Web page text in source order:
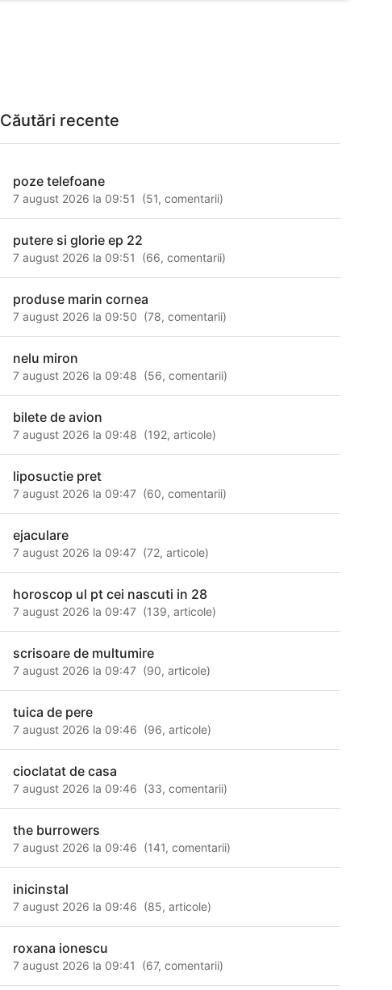
Căutări recente
poze telefoane
7 august 2026 la 09:51 (51,comentarii)
putere si glorie ep 22
7 august 2026 la 09:51 (66,comentarii)
produse marin cornea
7 august 2026 la 09:50 (78,comentarii)
nelu miron
7 august 2026 la 09:48 (56,comentarii)
bilete de avion
7 august 2026 la 09:48 (192,articole)
liposuctie pret
7 august 2026 la 09:47 (60,comentarii)
ejaculare
7 august 2026 la 09:47 (72,articole)
horoscop ul pt cei nascuti in 28
7 august 2026 la 09:47 (139,articole)
scrisoare de multumire
7 august 2026 la 09:47 (90,articole)
tuica de pere
7 august 2026 la 09:46 (96,articole)
cioclatat de casa
7 august 2026 la 09:46 (33,comentarii)
the burrowers
7 august 2026 la 09:46 (141,comentarii)
inicinstal
7 august 2026 la 09:46 (85,articole)
roxana ionescu
7 august 2026 la 09:41 (67,comentarii)